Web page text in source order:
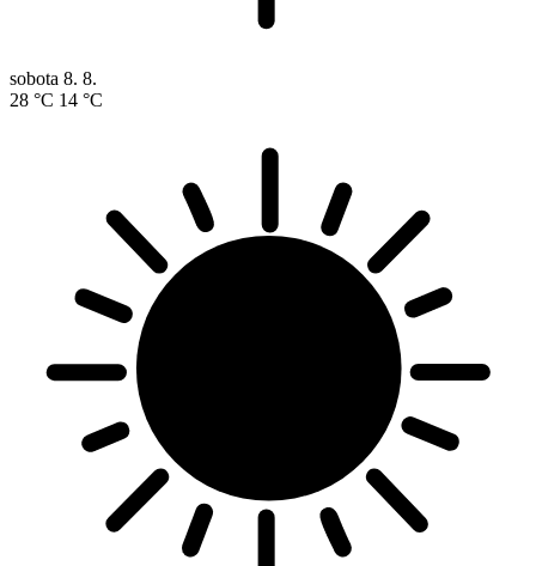
sobota 8. 8.
28 °C 14 °C